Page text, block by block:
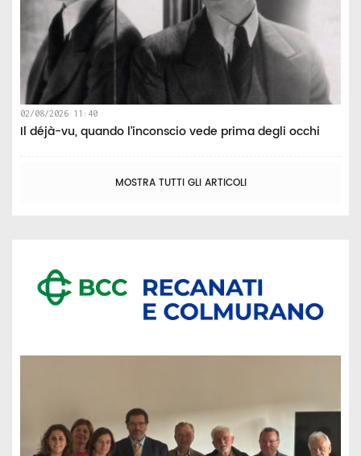
02/08/2026 11:40
Il déjà-vu, quando l’inconscio vede prima degli occhi
MOSTRA TUTTI GLI ARTICOLI